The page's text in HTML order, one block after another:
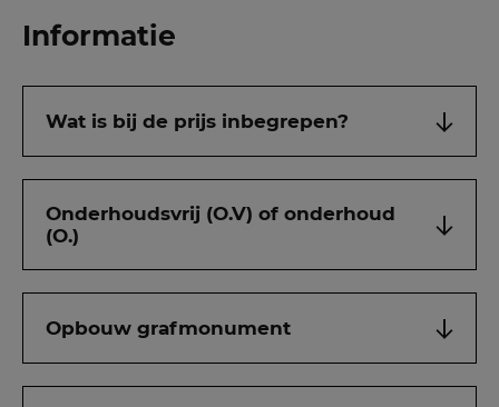
Informatie
Wat is bij de prijs inbegrepen?
Onderhoudsvrij (O.V) of onderhoud
(O.)
Opbouw grafmonument